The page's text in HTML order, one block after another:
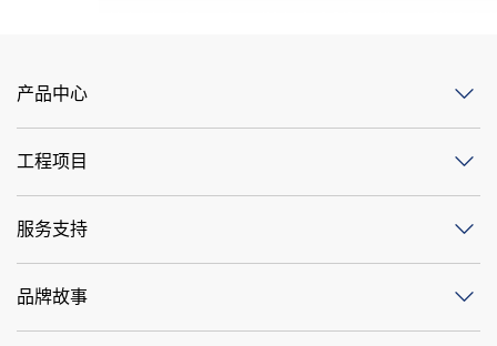
产品中心
工程项目
服务支持
品牌故事